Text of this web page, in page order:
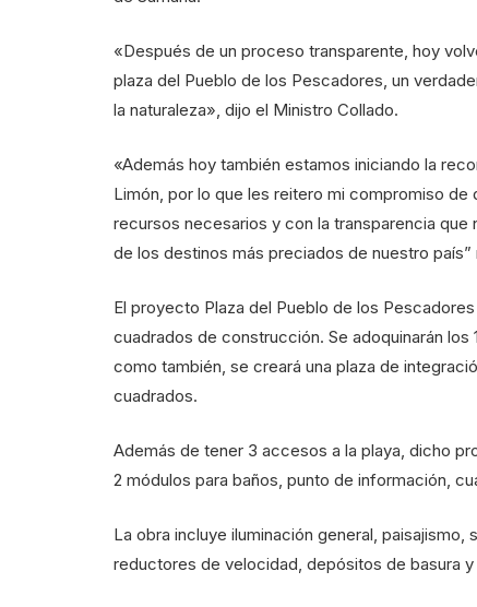
«Después de un proceso transparente, hoy
plaza del Pueblo de los Pescadores, un
la naturaleza», dijo el Ministro Collado.
«Además hoy también estamos iniciando la
Limón, por lo que les reitero mi compromiso
recursos necesarios y con la transparencia que
de los destinos más preciados de nuestro
El proyecto Plaza del Pueblo de los
cuadrados de construcción. Se adoquinarán
como también, se creará una plaza de
cuadrados.
Además de tener 3 accesos a la playa, dicho
2 módulos para baños, punto de información,
La obra incluye iluminación general,
reductores de velocidad, depósitos de basura